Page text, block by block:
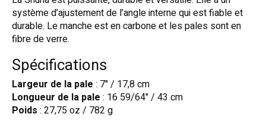
système d’ajustement de l’angle interne qui est fiable et
durable. Le manche est en carbone et les pales sont en
fibre de verre.
Spécifications
Largeur de la pale : 7" / 17,8 cm
Longueur de la pale : 16 59/64" / 43 cm
Poids : 27,75 oz / 782 g